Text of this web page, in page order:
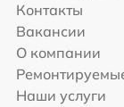
Контакты
Вакансии
О компании
Наши услуги